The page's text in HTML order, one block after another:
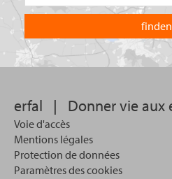
vous
?
dans
vous
erfal | Donner vie aux
Voie d'accès
Mentions légales
Protection de données
Paramètres des cookies